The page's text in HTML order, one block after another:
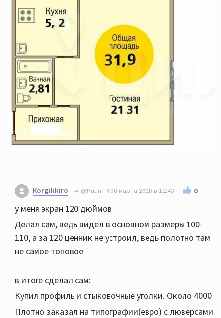
Korgikkiro @Putin 08 марта 2020 в 12:43 0
у меня экран 120 дюймов
Делал сам, ведь видел в основном размеры 100-
110, а за 120 ценник не устроил, ведь полотно там
не самое топовое
в итоге сделал сам:
Купил профиль и стыковочные уголки. Около 4000
Плотно заказал на типографии(евро) с люверсами